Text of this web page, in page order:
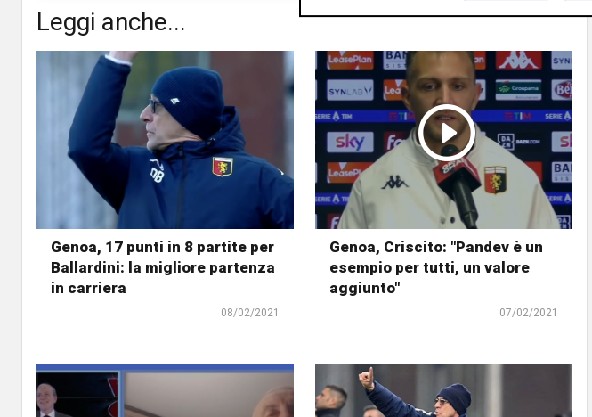
Leggi anche...
Genoa, 17 punti in 8 partite per
Ballardini: la migliore partenza
in carriera
08/02/2021
Genoa, Criscito: "Pandev è un
esempio per tutti, un valore
aggiunto"
07/02/2021